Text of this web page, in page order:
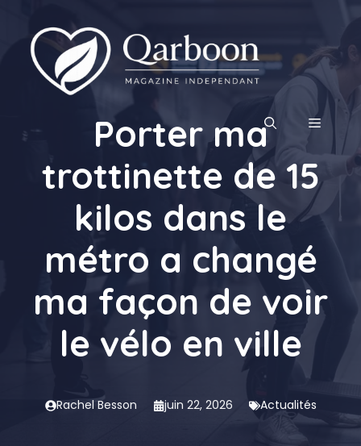
contenu
MENU
Porter ma
trottinette de 15
kilos dans le
métro a changé
ma façon de voir
le vélo en ville
Rachel Besson juin 22, 2026 Actualités